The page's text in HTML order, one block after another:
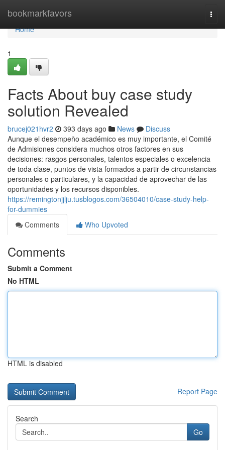
bookmarkfavors
Home
Home
1
Facts About buy case study
solution Revealed
brucej021hvr2 393 days ago News
Discuss
Aunque el desempeño académico es muy importante, el Comité
de Admisiones considera muchos otros factores en sus
decisiones: rasgos personales, talentos especiales o excelencia
de toda clase, puntos de vista formados a partir de circunstancias
personales o particulares, y la capacidad de aprovechar de las
oportunidades y los recursos disponibles.
https://remingtonjjlju.tusblogos.com/36504010/case-study-help-
for-dummies
Comments
Who Upvoted
Comments
Submit a Comment
No HTML
HTML is disabled
Report Page
Search
Go